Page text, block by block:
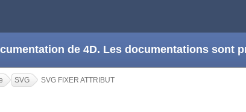
de 4D. Les documentations sont
SVG SVG FIXER ATTRIBUT